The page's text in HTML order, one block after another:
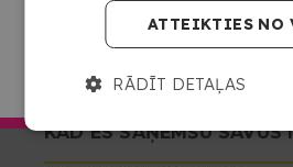
DOTIES UZ
VAI JUMS IR
PAR
KAD ES SAŅEMŠU SAVUS
ATTEIKTIES NO
RĀDĪT DETAĻAS